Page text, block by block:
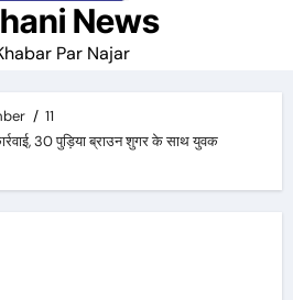
News
Par Najar
11
30 पुड़िया ब्राउन शुगर के साथ युवक